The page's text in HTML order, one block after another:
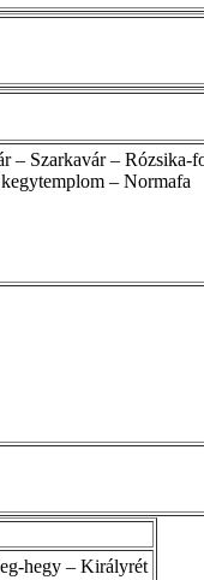
– Szarkavár –
– Normafa
hegy – Királyrét